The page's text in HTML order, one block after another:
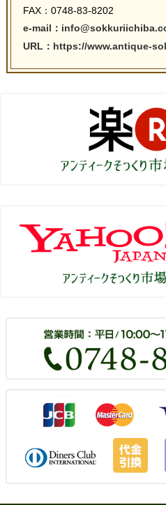
FAX：0748-83-8202
e-mail：
URL：https://www.antique-